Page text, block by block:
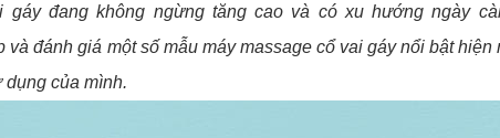
đang không ngừng tăng cao và có xu hướng ngày
và đánh giá một số mẫu máy massage cổ vai gáy nổi bật
của mình.